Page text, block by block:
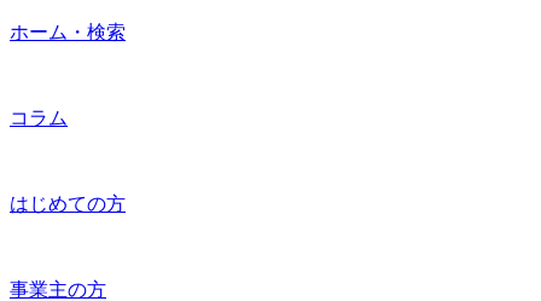
ホーム・検索
コラム
はじめての方
事業主の方